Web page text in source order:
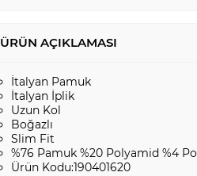
ÜRÜN AÇIKLAMASI
İtalyan Pamuk
İtalyan İplik
Uzun Kol
Boğazlı
Slim Fit
%76 Pamuk %20 Polyamid %4
Ürün Kodu:190401620